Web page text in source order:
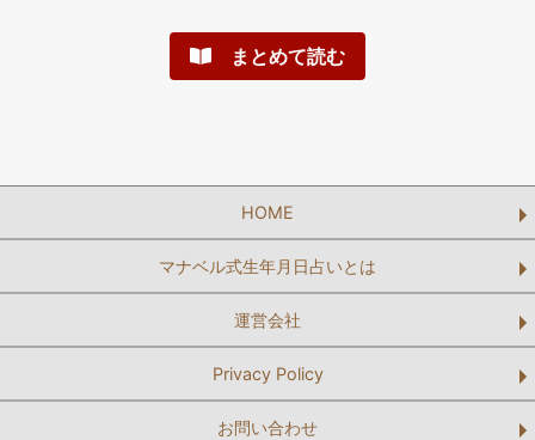
まとめて読む
HOME
マナベル式生年月日占いとは
運営会社
Privacy Policy
お問い合わせ